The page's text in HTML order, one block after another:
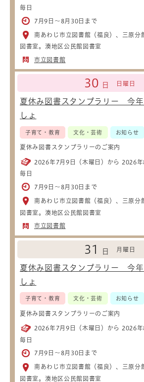
毎日
7月9日～8月30日まで
南あわじ市立図書館（福良）、三原分
図書室。湊地区公民館図書室
市立図書館
30 日 日曜日
夏休み図書スタンプラリー 今年
しょ
子育て・教育 文化・芸術 お知らせ
夏休み図書スタンプラリーのご案内
2026年7月9日（木曜日）から 2026年
毎日
7月9日～8月30日まで
南あわじ市立図書館（福良）、三原分
図書室。湊地区公民館図書室
市立図書館
31 日 月曜日
夏休み図書スタンプラリー 今年
しょ
子育て・教育 文化・芸術 お知らせ
夏休み図書スタンプラリーのご案内
2026年7月9日（木曜日）から 2026年
毎日
7月9日～8月30日まで
南あわじ市立図書館（福良）、三原分
図書室。湊地区公民館図書室